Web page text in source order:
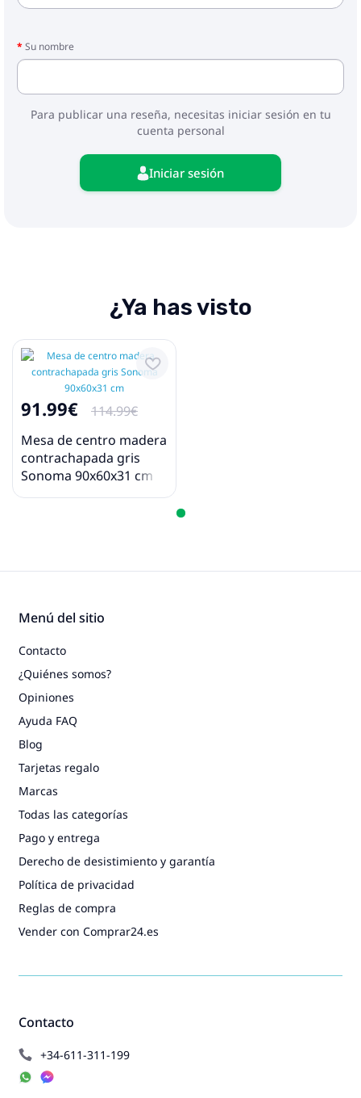
Su nombre
Para publicar una reseña, necesitas iniciar sesión en tu
cuenta personal
Iniciar sesión
¿Ya has visto
91.99€
114.99€
Mesa de centro madera
contrachapada gris
Sonoma 90x60x31 cm
Contacto
+34-611-311-199
Menú del sitio
Contacto
¿Quiénes somos?
Opiniones
Ayuda FAQ
Blog
Tarjetas regalo
Marcas
Todas las categorías
Pago y entrega
Derecho de desistimiento y garantía
Política de privacidad
Reglas de compra
Vender con Comprar24.es